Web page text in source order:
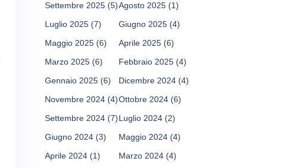
Settembre 2025 (5)Agosto 2025 (1)
Luglio 2025 (7) Giugno 2025 (4)
Maggio 2025 (6) Aprile 2025 (6)
Marzo 2025 (6) Febbraio 2025 (4)
Gennaio 2025 (6) Dicembre 2024 (4)
Novembre 2024 (4)Ottobre 2024 (6)
Settembre 2024 (7)Luglio 2024 (2)
Giugno 2024 (3) Maggio 2024 (4)
Aprile 2024 (1) Marzo 2024 (4)